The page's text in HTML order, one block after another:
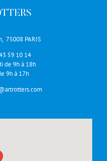
75008 PARIS
59 10 14
de 9h à 18h
9h à 17h